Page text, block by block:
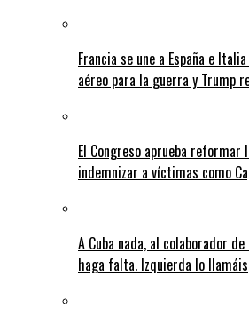
Francia se une a España e
aéreo para la guerra y Trump
El Congreso aprueba reformar
indemnizar a víctimas como
A Cuba nada, al colaborador
haga falta. Izquierda lo llamáis